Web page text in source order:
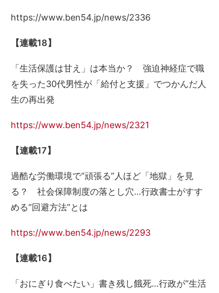
https://www.ben54.jp/news/2336
【連載18】
「生活保護は甘え」は本当か？ 強迫神経症で職
を失った30代男性が「給付と支援」でつかんだ人
生の再出発
https://www.ben54.jp/news/2321
【連載17】
過酷な労働環境で“頑張る”人ほど「地獄」を見
る？ 社会保障制度の落とし穴…行政書士がすす
める“回避方法”とは
https://www.ben54.jp/news/2293
【連載16】
「おにぎり食べたい」書き残し餓死…行政が“生活